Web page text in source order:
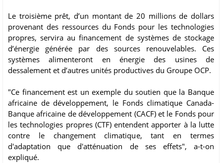
Le troisième prêt, d’un montant de 20 millions de dollars
provenant des ressources du Fonds pour les technologies
propres, servira au financement de systèmes de stockage
d’énergie générée par des sources renouvelables. Ces
systèmes alimenteront en énergie des usines de
dessalement et d’autres unités productives du Groupe OCP.
"Ce financement est un exemple du soutien que la Banque
africaine de développement, le Fonds climatique Canada-
Banque africaine de développement (CACF) et le Fonds pour
les technologies propres (CTF) entendent apporter à la lutte
contre le changement climatique, tant en termes
d'adaptation que d'atténuation de ses effets", a-t-on
expliqué.